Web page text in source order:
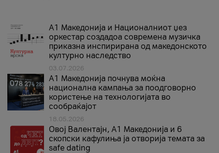
А1 Македонија и Националниот џез
оркестар создадоа современа музичка
приказна инспирирана од македонското
културно наследство
03.07.2026
A1 Македонија почнува моќна
национална кампања за поодговорно
користење на технологијата во
сообраќајот
18.05.2026
Овој Валентајн, A1 Македонија и 6
скопски кафулиња ја отворија темата за
safe dating